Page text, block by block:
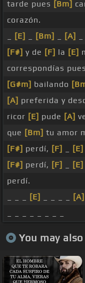
tarde pues [Bm]
corazón.
[E] [Bm] [A]
[F#] y de [F] la [E]
correspondías
[G#m] bailando
[A] preferida y
ricor [E] pude [A]
que [Bm] tu amor
[F#] perdí, [F] [E]
[F#] perdí, [F] [E]
perdí.
[E] [A]
You may